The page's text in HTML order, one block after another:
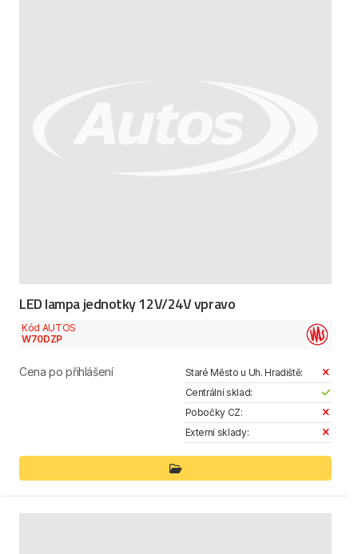
LED lampa jednotky 12V/24V vpravo
Kód AUTOS
W70DZP
Cena po přihlášení
Staré Město u Uh. Hradiště:
Centrální sklad:
Pobočky CZ:
Externí sklady: